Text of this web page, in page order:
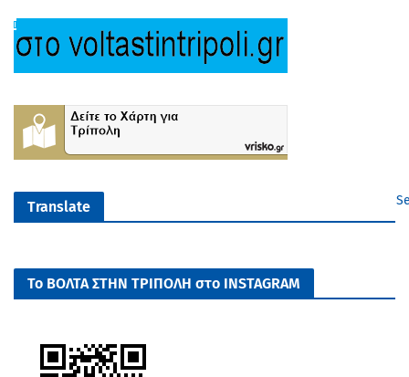
Translate
Το ΒΟΛΤΑ ΣΤΗΝ ΤΡΙΠΟΛΗ στο INSTAGRAM